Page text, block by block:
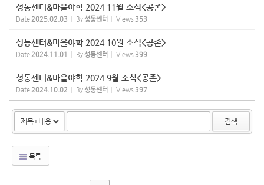
성동센터&마을야학 2024 11월 소식<공존>
Date 2025.02.03 By 성동센터 Views 353
성동센터&마을야학 2024 10월 소식<공존>
Date 2024.11.01 By 성동센터 Views 399
성동센터&마을야학 2024 9월 소식<공존>
Date 2024.10.02 By 성동센터 Views 397
검색
목록